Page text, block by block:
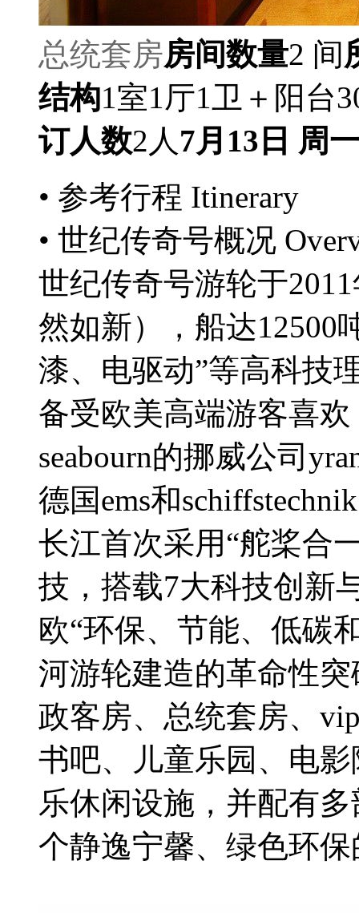
总统套房房间数量2 间
结构1室1厅1卫＋阳台
订人数2人 7月13日 周
• 参考行程 Itinerary
• 世纪传奇号概况
世纪传奇号游轮于
然如新），船达12500
漆、电驱动”等高科技
备受欧美高端游客喜
seabourn的挪威公司
德国ems和
长江首次采用“舵桨合
技，搭载7大科技创新
欧“环保、节能、低碳
河游轮建造的革命性
政客房、总统套房、
书吧、儿童乐园、电
乐休闲设施，并配有
个静逸宁馨、绿色环